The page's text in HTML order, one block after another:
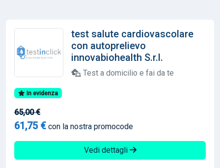
test salute cardiovascolare
con autoprelievo
innovabiohealth S.r.l.
Test a domicilio e fai da te
In evidenza
65,00 €
61,75 € con la nostra promocode
Vedi dettagli